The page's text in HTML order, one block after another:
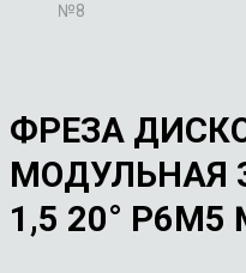
№8
ФРЕЗА
МОДУЛЬНАЯ
1,5 20° Р6М5